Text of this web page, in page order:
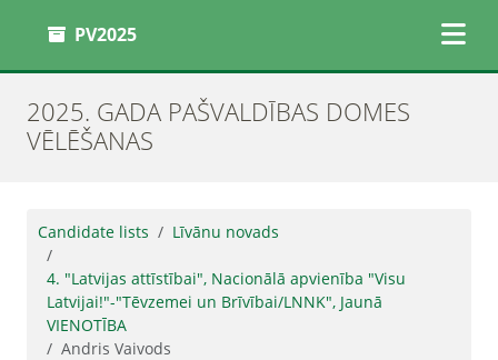
PV2025
2025. GADA PAŠVALDĪBAS DOMES
VĒLĒŠANAS
Candidate lists Līvānu novads
4. "Latvijas attīstībai", Nacionālā apvienība "Visu
Latvijai!"-"Tēvzemei un Brīvībai/LNNK", Jaunā
VIENOTĪBA
Andris Vaivods